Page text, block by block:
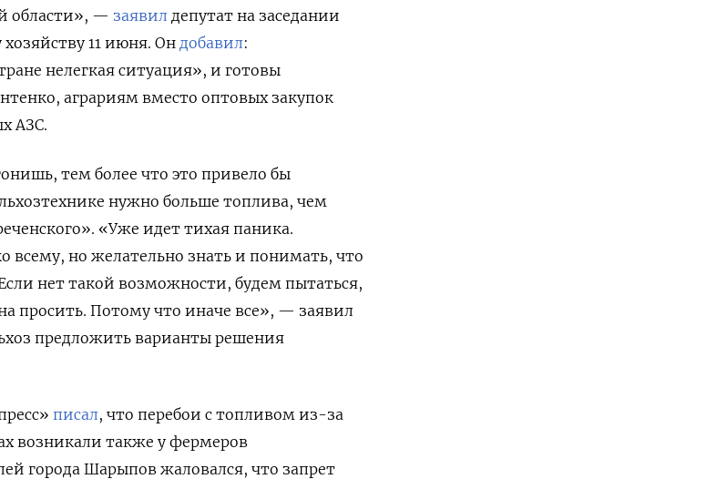
области», — заявил депутат на заседании
11 июня. Он добавил:
нелегкая ситуация», и готовы
аграриям вместо оптовых закупок
АЗС.
тем более что это привело бы
нужно больше топлива, чем
«Уже идет тихая паника.
но желательно знать и понимать, что
нет такой возможности, будем пытаться,
просить. Потому что иначе все», — заявил
предложить варианты решения
писал, что перебои с топливом из-за
возникали также у фермеров
города Шарыпов жаловался, что запрет